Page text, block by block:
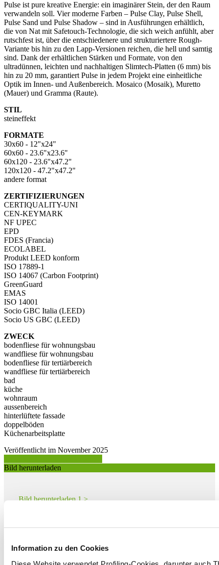
Information zu den Cookies
Pulse ist pure kreative Energie: ein imaginärer Stein, der den Raum
verwandeln soll. Vier moderne Farben – Pulse Clay, Pulse Shell,
Pulse Sand und Pulse Shadow – sind in Ausführungen erhältlich,
die von Nat mit Safetouch-Technologie, die sich weich anfühlt, aber
rutschfest ist, über die entschiedenere und strukturiertere Rough-
Variante bis hin zu den Lapp-Versionen reichen, die hell und samtig
sind. Dank der erhältlichen Stärken und Formate, von den
ultradünnen, leichten und nachhaltigen Slimtech-Platten (6 mm) bis
hin zu 20 mm, garantiert Pulse in jedem Projekt eine einheitliche
Optik im Innen- und Außenbereich. Mosaico (Mosaik), Muretto
(Mauer) und Gramma (Raute).
STIL
steineffekt
FORMATE
30x60 - 12"x24"
60x60 - 23.6"x23.6"
60x120 - 23.6"x47.2"
120x120 - 47.2"x47.2"
andere format
ZERTIFIZIERUNGEN
CERTIQUALITY-UNI
CEN-KEYMARK
NF UPEC
EPD
FDES (Francia)
ECOLABEL
Produkt LEED konform
ISO 17889-1
ISO 14067 (Carbon Footprint)
GreenGuard
EMAS
ISO 14001
Socio GBC Italia (LEED)
Socio US GBC (LEED)
ZWECK
bodenfliese für wohnungsbau
wandfliese für wohnungsbau
bodenfliese für tertiärbereich
wandfliese für tertiärbereich
bad
küche
wohnraum
aussenbereich
hinterlüftete fassade
doppelböden
Küchenarbeitsplatte
Veröffentlicht im November 2025
Bild herunterladen
Bild herunterladen 1 >
Bild herunterladen 4 >